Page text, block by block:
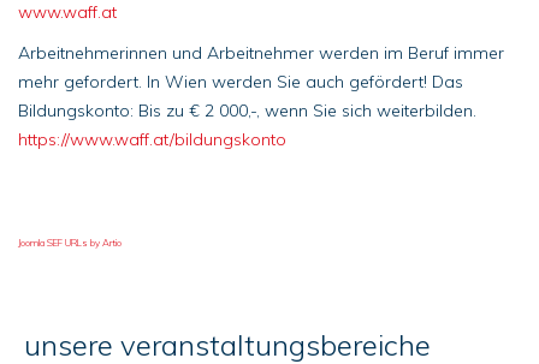
www.waff.at
Arbeitnehmerinnen und Arbeitnehmer werden im Beruf immer
mehr gefordert. In Wien werden Sie auch gefördert! Das
Bildungskonto: Bis zu € 2 000,-, wenn Sie sich weiterbilden.
https://www.waff.at/bildungskonto
Joomla SEF URLs by Artio
unsere veranstaltungsbereiche